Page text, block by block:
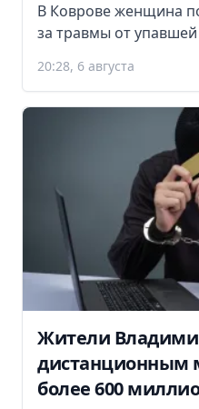
В Коврове женщина
за травмы от
20:28, 6 августа
Жители
дистанционным
более 600